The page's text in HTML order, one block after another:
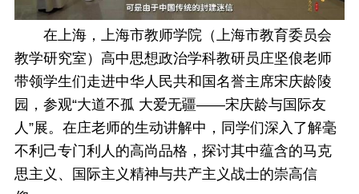
在上海，上海市教师学院（上海市教育委员会
教学研究室）高中思想政治学科教研员庄坚俍老师
带领学生们走进中华人民共和国名誉主席宋庆龄陵
园，参观“大道不孤 大爱无疆——宋庆龄与国际友
人”展。在庄老师的生动讲解中，同学们深入了解毫
不利己专门利人的高尚品格，探讨其中蕴含的马克
思主义、国际主义精神与共产主义战士的崇高信